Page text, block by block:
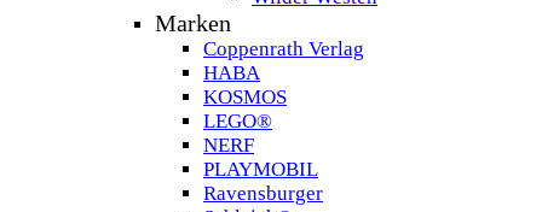
Marken
Coppenrath Verlag
HABA
KOSMOS
LEGO®
NERF
PLAYMOBIL
Ravensburger